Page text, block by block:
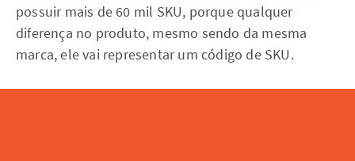
possuir mais de 60 mil SKU, porque qualquer
diferença no produto, mesmo sendo da mesma
marca, ele vai representar um código de SKU.